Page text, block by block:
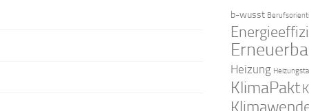
b-wusst
Heizung
KlimaPakt